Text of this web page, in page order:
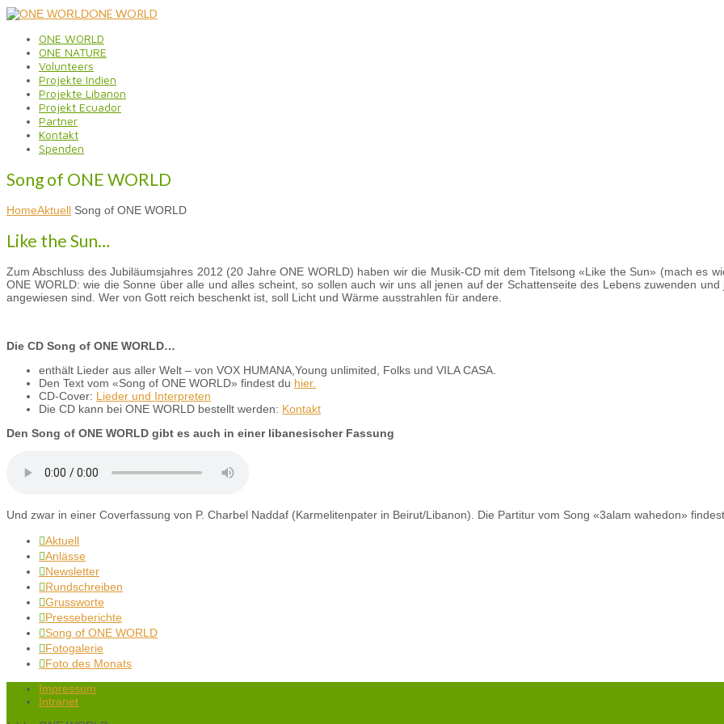
ONE WORLD
ONE WORLD
ONE NATURE
Volunteers
Projekte Indien
Projekte Libanon
Projekt Ecuador
Partner
Kontakt
Spenden
Song of ONE WORLD
HomeAktuell Song of ONE WORLD
Like the Sun…
Zum Abschluss des Jubiläumsjahres 2012 (20 Jahre ONE WORLD) haben wir die Musik-CD mit dem Titelsong «Like the Sun» (mach es
ONE WORLD: wie die Sonne über alle und alles scheint, so sollen auch wir uns all jenen auf der Schattenseite des Lebens zuwenden
angewiesen sind. Wer von Gott reich beschenkt ist, soll Licht und Wärme ausstrahlen für andere.
Die CD Song of ONE WORLD…
enthält Lieder aus aller Welt – von VOX HUMANA,Young unlimited, Folks und VILA CASA.
Den Text vom «Song of ONE WORLD» findest du hier.
CD-Cover: Lieder und Interpreten
Die CD kann bei ONE WORLD bestellt werden: Kontakt
Den Song of ONE WORLD gibt es auch in einer libanesischer Fassung
Und zwar in einer Coverfassung von P. Charbel Naddaf (Karmelitenpater in Beirut/Libanon). Die Partitur vom Song «3alam wahedon»
Aktuell
Anlässe
Newsletter
Rundschreiben
Grussworte
Presseberichte
Song of ONE WORLD
Fotogalerie
Foto des Monats
Impressum
Intranet